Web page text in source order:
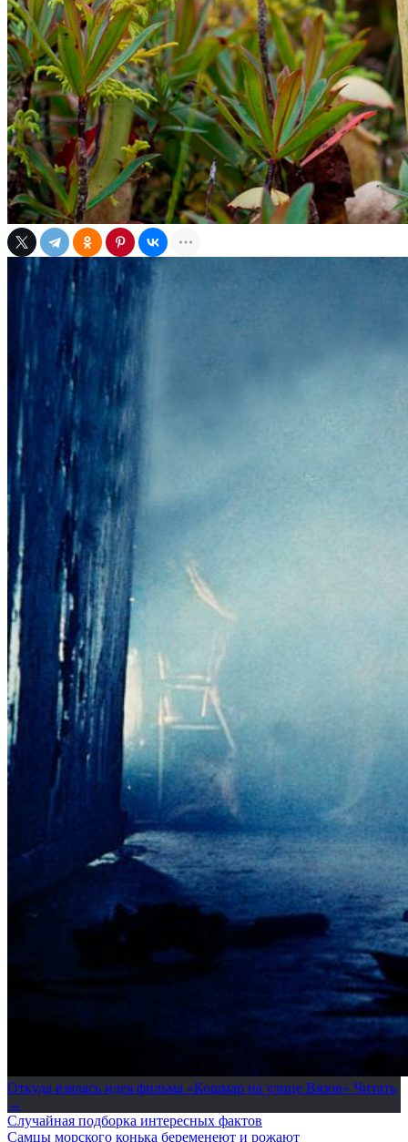
Откуда взялась идея фильма «Кошмар на улице Вязов» Читать
→
Случайная подборка интересных фактов
Самцы морского конька беременеют и рожают